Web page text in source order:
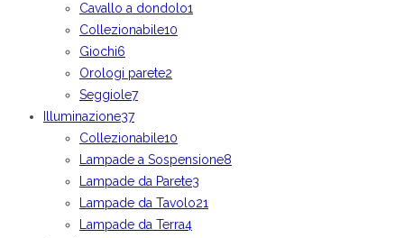
Cavallo a dondolo1
Collezionabile10
Giochi6
Orologi parete2
Seggiole7
Illuminazione37
Collezionabile10
Lampade a Sospensione8
Lampade da Parete3
Lampade da Tavolo21
Lampade da Terra4